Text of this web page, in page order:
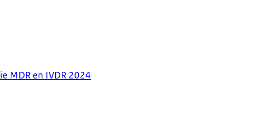
MDR en IVDR 2024